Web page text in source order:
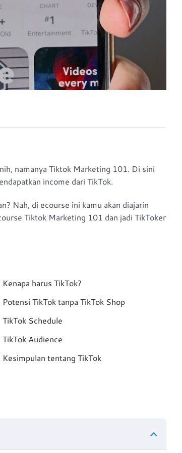
namanya Tiktok Marketing 101. Di sini
income dari TikTok.
Nah, di ecourse ini kamu akan diajarin
Tiktok Marketing 101 dan jadi TikToker
Kenapa harus TikTok?
Potensi TikTok tanpa TikTok Shop
TikTok Schedule
TikTok Audience
Kesimpulan tentang TikTok